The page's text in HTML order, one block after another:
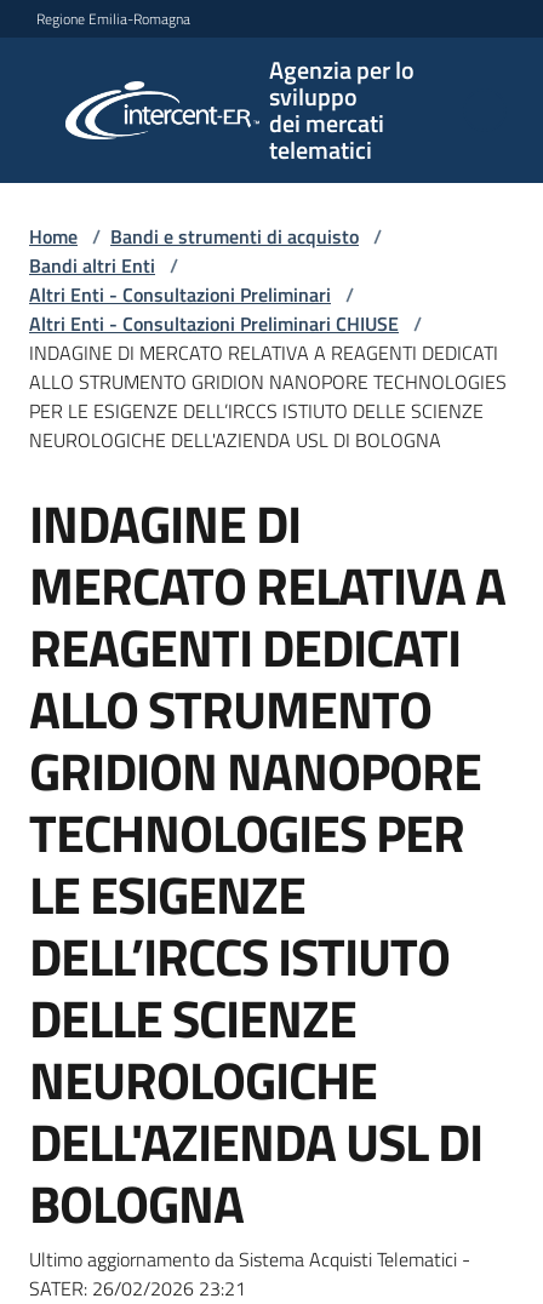
Vai al contenuto
Vai alla navigazione
Vai al footer
Regione Emilia-Romagna
Agenzia per lo
sviluppo
dei mercati
telematici
per lo
sviluppo
telematici
L'Agenzia
Bandi
strumenti
Supporto
Piattaforme
telematiche
English
site
Seguici
su
Home / Bandi e strumenti di acquisto /
Bandi altri Enti /
Altri Enti - Consultazioni Preliminari /
Altri Enti - Consultazioni Preliminari CHIUSE /
INDAGINE DI MERCATO RELATIVA A REAGENTI DEDICATI
ALLO STRUMENTO GRIDION NANOPORE TECHNOLOGIES
PER LE ESIGENZE DELL’IRCCS ISTIUTO DELLE SCIENZE
NEUROLOGICHE DELL'AZIENDA USL DI BOLOGNA
Salta al contenuto
INDAGINE DI
MERCATO RELATIVA A
REAGENTI DEDICATI
ALLO STRUMENTO
GRIDION NANOPORE
TECHNOLOGIES PER
LE ESIGENZE
DELL’IRCCS ISTIUTO
DELLE SCIENZE
NEUROLOGICHE
DELL'AZIENDA USL DI
BOLOGNA
Ultimo aggiornamento da Sistema Acquisti Telematici -
SATER: 26/02/2026 23:21